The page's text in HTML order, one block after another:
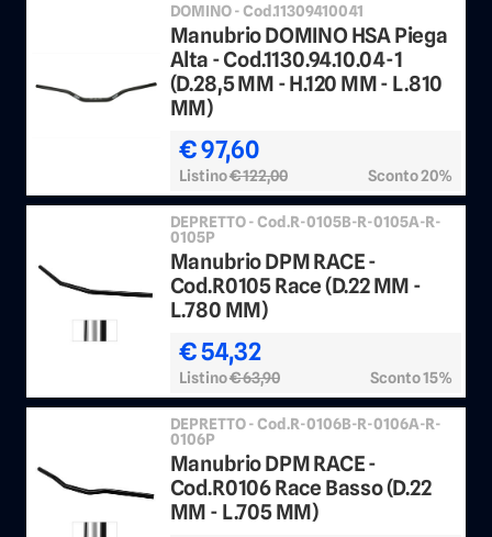
DOMINO - Cod.11309410041
Manubrio DOMINO HSA Piega
Alta - Cod.1130.94.10.04-1
(D.28,5 MM - H.120 MM - L.810
MM)
€ 97,60
Listino€ 122,00 Sconto 20%
DEPRETTO - Cod.R-0105B-R-0105A-R-
0105P
Manubrio DPM RACE -
Cod.R0105 Race (D.22 MM -
L.780 MM)
€ 54,32
Listino€ 63,90 Sconto 15%
DEPRETTO - Cod.R-0106B-R-0106A-R-
0106P
Manubrio DPM RACE -
Cod.R0106 Race Basso (D.22
MM - L.705 MM)